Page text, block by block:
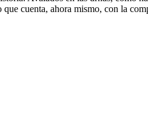
cuenta, ahora mismo, con la